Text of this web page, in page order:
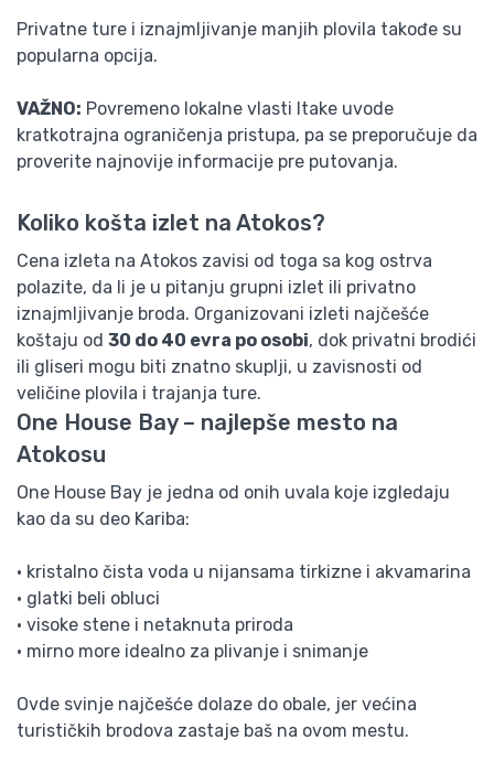
Privatne ture i iznajmljivanje manjih plovila takođe su
popularna opcija.
VAŽNO: Povremeno lokalne vlasti Itake uvode
kratkotrajna ograničenja pristupa, pa se preporučuje da
proverite najnovije informacije pre putovanja.
Koliko košta izlet na Atokos?
Cena izleta na Atokos zavisi od toga sa kog ostrva
polazite, da li je u pitanju grupni izlet ili privatno
iznajmljivanje broda. Organizovani izleti najčešće
koštaju od 30 do 40 evra po osobi, dok privatni brodići
ili gliseri mogu biti znatno skuplji, u zavisnosti od
veličine plovila i trajanja ture.
One House Bay – najlepše mesto na
Atokosu
One House Bay je jedna od onih uvala koje izgledaju
kao da su deo Kariba:
• kristalno čista voda u nijansama tirkizne i akvamarina
• glatki beli obluci
• visoke stene i netaknuta priroda
• mirno more idealno za plivanje i snimanje
Ovde svinje najčešće dolaze do obale, jer većina
turističkih brodova zastaje baš na ovom mestu.